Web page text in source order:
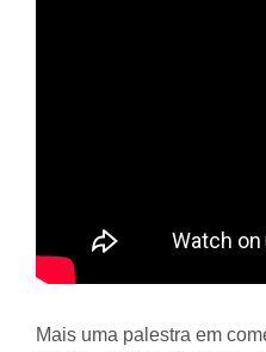
Mais uma palestra em